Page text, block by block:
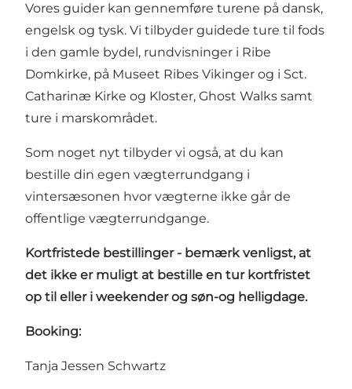
Vores guider kan gennemføre turene på dansk,
engelsk og tysk. Vi tilbyder guidede ture til fods
i den gamle bydel, rundvisninger i Ribe
Domkirke, på Museet Ribes Vikinger og i Sct.
Catharinæ Kirke og Kloster, Ghost Walks samt
ture i marskområdet.
Som noget nyt tilbyder vi også, at du kan
bestille din egen vægterrundgang i
vintersæsonen hvor vægterne ikke går de
offentlige vægterrundgange.
Kortfristede bestillinger - bemærk venligst, at
det ikke er muligt at bestille en tur kortfristet
op til eller i weekender og søn-og helligdage.
Booking:
Tanja Jessen Schwartz